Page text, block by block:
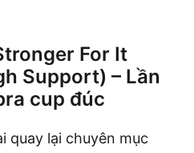
For It
Support) – Lần
cup đúc
quay lại chuyên mục